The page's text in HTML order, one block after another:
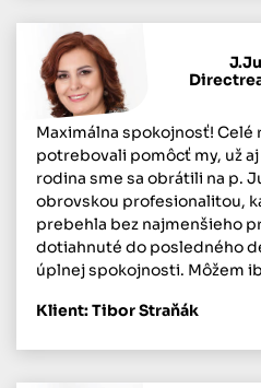
Maximálna spokojnosť! Celé
potrebovali pomôcť my, už
rodina sme sa obrátili na p.
obrovskou profesionalitou,
prebehla bez najmenšieho
dotiahnuté do posledného
úplnej spokojnosti. Môžem
Klient: Tibor Straňák